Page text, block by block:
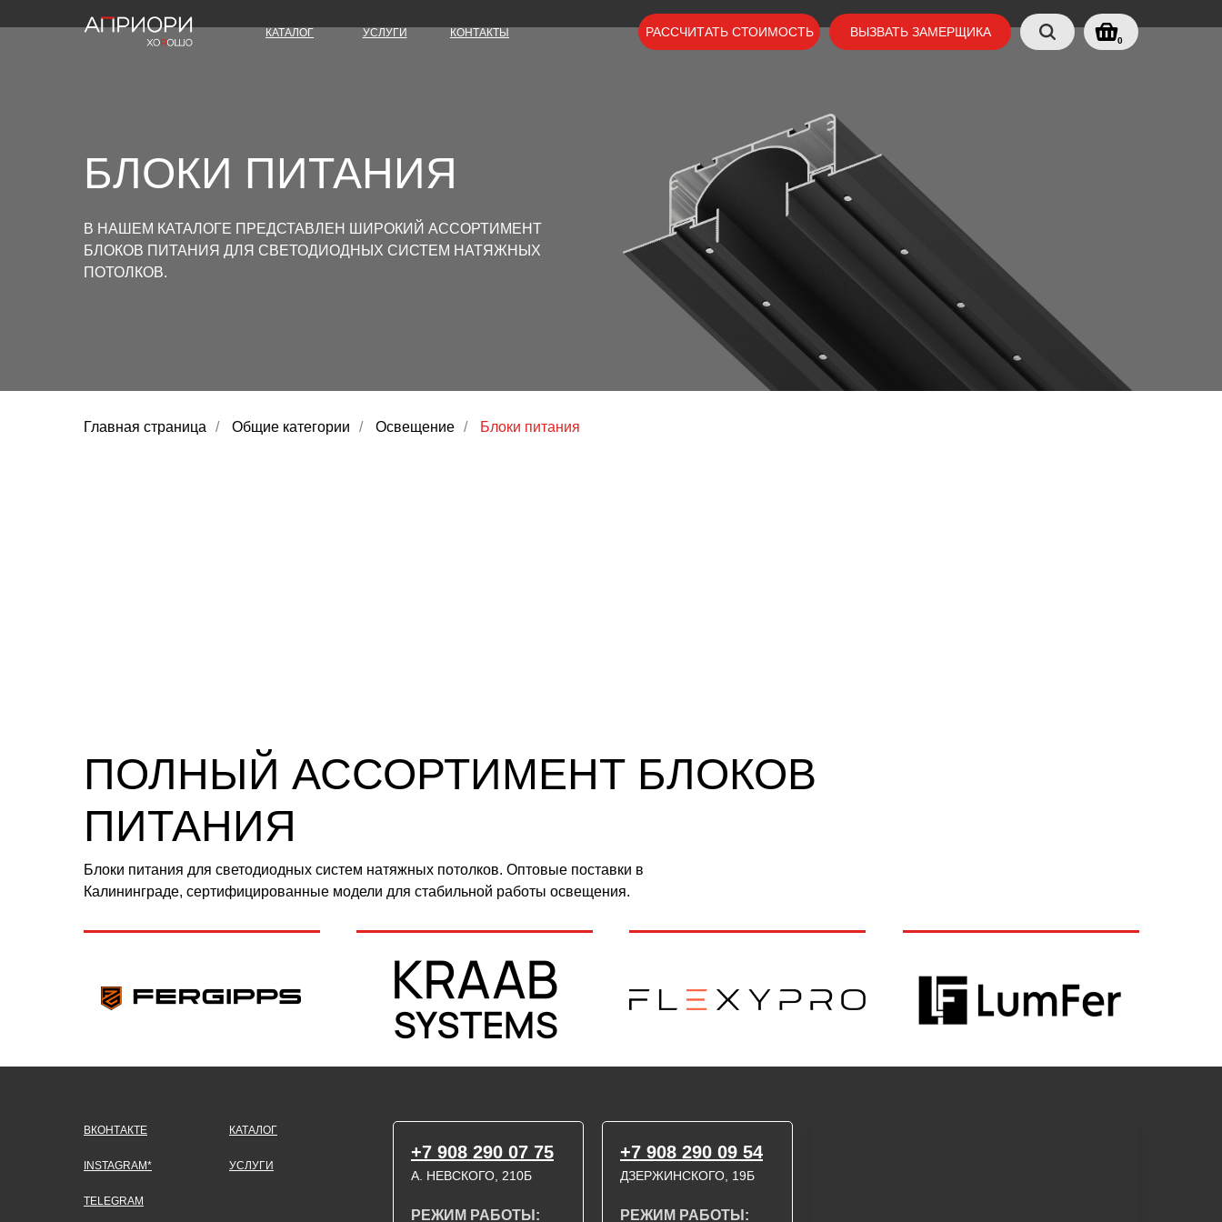
КОНТАКТЫ
УСЛУГИ
КАТАЛОГ ВЫЗВАТЬ ЗАМЕРЩИКА
РАССЧИТАТЬ СТОИМОСТЬ
0
БЛОКИ ПИТАНИЯ
В НАШЕМ КАТАЛОГЕ ПРЕДСТАВЛЕН ШИРОКИЙ АССОРТИМЕНТ
БЛОКОВ ПИТАНИЯ ДЛЯ СВЕТОДИОДНЫХ СИСТЕМ НАТЯЖНЫХ
ПОТОЛКОВ.
Главная страница / Общие категории / Освещение / Блоки питания
ПОЛНЫЙ АССОРТИМЕНТ БЛОКОВ
ПИТАНИЯ
Блоки питания для светодиодных систем натяжных потолков. Оптовые поставки в
Калининграде, сертифицированные модели для стабильной работы освещения.
TELEGRAM
INSTAGRAM*
ВКОНТАКТЕ
ДЗЕРЖИНСКОГО, 19Б
А. НЕВСКОГО, 210Б
УСЛУГИ
+7 908 290 09 54
РЕЖИМ РАБОТЫ: РЕЖИМ РАБОТЫ:
+7 908 290 07 75
КАТАЛОГ